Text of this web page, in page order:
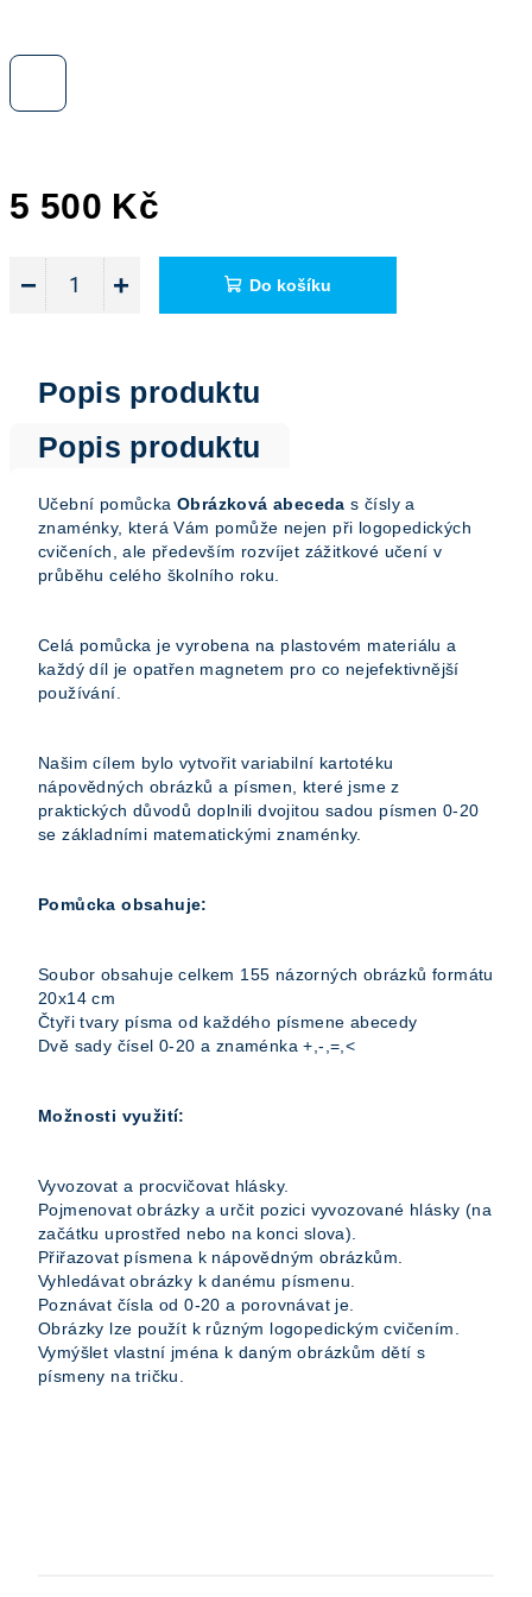
5 500 Kč
cena:
+
− Do košíku
Popis produktu
Popis produktu
Učební pomůcka Obrázková abeceda s čísly a
znaménky, která Vám pomůže nejen při logopedických
cvičeních, ale především rozvíjet zážitkové učení v
průběhu celého školního roku.
Celá pomůcka je vyrobena na plastovém materiálu a
každý díl je opatřen magnetem pro co nejefektivnější
používání.
Našim cílem bylo vytvořit variabilní kartotéku
nápovědných obrázků a písmen, které jsme z
praktických důvodů doplnili dvojitou sadou písmen 0-20
se základními matematickými znaménky.
Pomůcka obsahuje:
Soubor obsahuje celkem 155 názorných obrázků formátu
20x14 cm
Čtyři tvary písma od každého písmene abecedy
Dvě sady čísel 0-20 a znaménka +,-,=,<
Možnosti využití:
Vyvozovat a procvičovat hlásky.
Pojmenovat obrázky a určit pozici vyvozované hlásky (na
začátku uprostřed nebo na konci slova).
Přiřazovat písmena k nápovědným obrázkům.
Vyhledávat obrázky k danému písmenu.
Poznávat čísla od 0-20 a porovnávat je.
Obrázky lze použít k různým logopedickým cvičením.
Vymýšlet vlastní jména k daným obrázkům dětí s
písmeny na tričku.